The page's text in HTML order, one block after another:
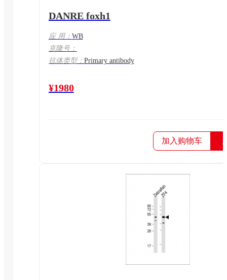
DANRE foxh1
应 用： WB
克隆号：
抗体类型： Primary antibody
¥1980
加入购物车